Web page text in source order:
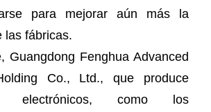
para mejorar aún más la
las fábricas.
Guangdong Fenghua Advanced
Co., Ltd., que produce
electrónicos, como los